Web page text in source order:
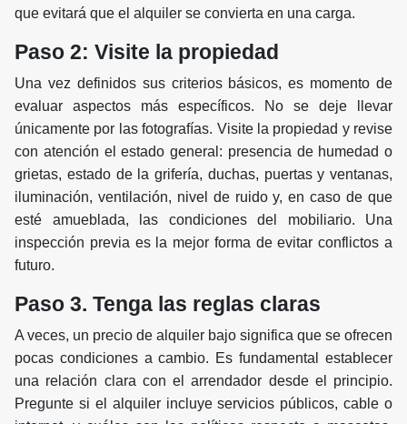
que evitará que el alquiler se convierta en una carga.
Paso 2: Visite la propiedad
Una vez definidos sus criterios básicos, es momento de
evaluar aspectos más específicos. No se deje llevar
únicamente por las fotografías. Visite la propiedad y revise
con atención el estado general: presencia de humedad o
grietas, estado de la grifería, duchas, puertas y ventanas,
iluminación, ventilación, nivel de ruido y, en caso de que
esté amueblada, las condiciones del mobiliario. Una
inspección previa es la mejor forma de evitar conflictos a
futuro.
Paso 3. Tenga las reglas claras
A veces, un precio de alquiler bajo significa que se ofrecen
pocas condiciones a cambio. Es fundamental establecer
una relación clara con el arrendador desde el principio.
Pregunte si el alquiler incluye servicios públicos, cable o